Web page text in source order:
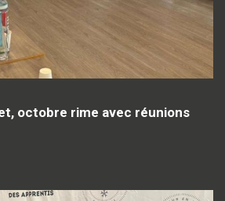
octobre rime avec réunions